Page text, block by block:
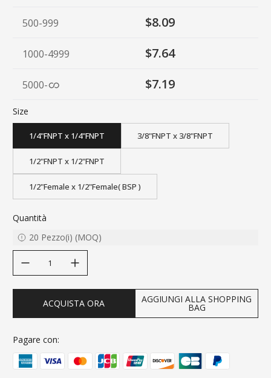
500-999 $8.09
1000-4999 $7.64
5000- $7.19
Size
1/4"FNPT x 1/4"FNPT 3/8"FNPT x 3/8"FNPT
1/2"FNPT x 1/2"FNPT
1/2"Female x 1/2"Female( BSP )
Quantità
20 Pezzo(i) (MOQ)
ACQUISTA ORA AGGIUNGI ALLA SHOPPING
BAG
Pagare con: